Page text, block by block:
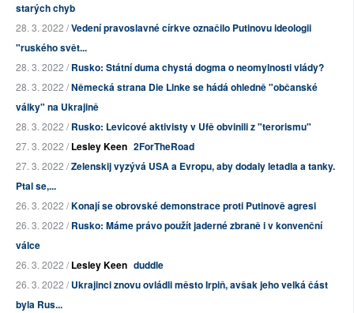
starých chyb
28. 3. 2022 /Vedení pravoslavné církve označilo Putinovu ideologii
"ruského svět...
28. 3. 2022 /Rusko: Státní duma chystá dogma o neomylnosti vlády?
28. 3. 2022 /Německá strana Die Linke se hádá ohledně "občanské
války" na Ukrajině
28. 3. 2022 /Rusko: Levicové aktivisty v Ufě obvinili z "terorismu"
27. 3. 2022 /Lesley Keen 2ForTheRoad
27. 3. 2022 /Zelenskij vyzývá USA a Evropu, aby dodaly letadla a tanky.
Ptal se,...
26. 3. 2022 /Konají se obrovské demonstrace proti Putinově agresi
26. 3. 2022 /Rusko: Máme právo použít jaderné zbraně i v konvenční
válce
26. 3. 2022 /Lesley Keen duddle
26. 3. 2022 /Ukrajinci znovu ovládli město Irpiň, avšak jeho velká část
byla Rus...